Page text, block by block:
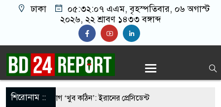
ঢাকা ০৫:৩২:০৮ এএম, বৃহস্পতিবার, ০৬ অগাস্ট
২০২৬, ২২ শ্রাবণ ১৪৩৩ বঙ্গাব্দ
শিরোনাম ::
সঙ্গে যোগাযোগ ‘খুব কঠিন’: ইরানের প্রেসিডেন্ট